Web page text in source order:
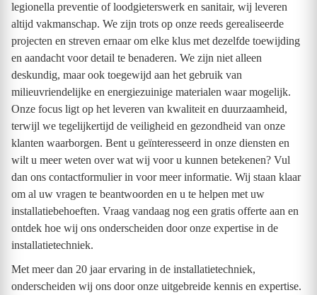
legionella preventie of loodgieterswerk en sanitair, wij leveren
altijd vakmanschap. We zijn trots op onze reeds gerealiseerde
projecten en streven ernaar om elke klus met dezelfde toewijding
en aandacht voor detail te benaderen. We zijn niet alleen
deskundig, maar ook toegewijd aan het gebruik van
milieuvriendelijke en energiezuinige materialen waar mogelijk.
Onze focus ligt op het leveren van kwaliteit en duurzaamheid,
terwijl we tegelijkertijd de veiligheid en gezondheid van onze
klanten waarborgen. Bent u geïnteresseerd in onze diensten en
wilt u meer weten over wat wij voor u kunnen betekenen? Vul
dan ons contactformulier in voor meer informatie. Wij staan klaar
om al uw vragen te beantwoorden en u te helpen met uw
installatiebehoeften. Vraag vandaag nog een gratis offerte aan en
ontdek hoe wij ons onderscheiden door onze expertise in de
installatietechniek.
Met meer dan 20 jaar ervaring in de installatietechniek,
onderscheiden wij ons door onze uitgebreide kennis en expertise.